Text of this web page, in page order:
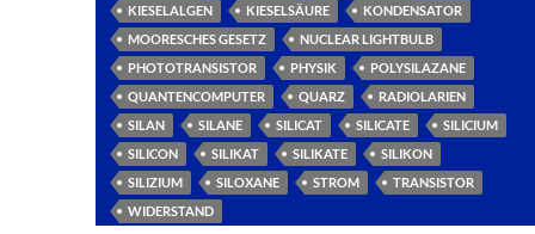
KIESELALGEN
KIESELSÄURE
KONDENSATOR
MOORESCHES GESETZ
NUCLEAR LIGHTBULB
PHOTOTRANSISTOR
PHYSIK
POLYSILAZANE
QUANTENCOMPUTER
QUARZ
RADIOLARIEN
SILAN
SILANE SILICAT SILICATE
SILICIUM
SILICON
SILIKAT SILIKATE
SILIKON
SILIZIUM
SILOXANE STROM
TRANSISTOR
WIDERSTAND